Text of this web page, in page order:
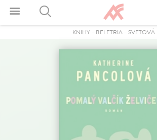
KNIHY- BELETRIA- SVETOVÁ